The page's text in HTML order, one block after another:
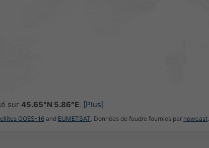
sur 45.65°N 5.86°E. [Plus]
GOES-16 and EUMETSAT. Données de foudre fournies par nowcast.